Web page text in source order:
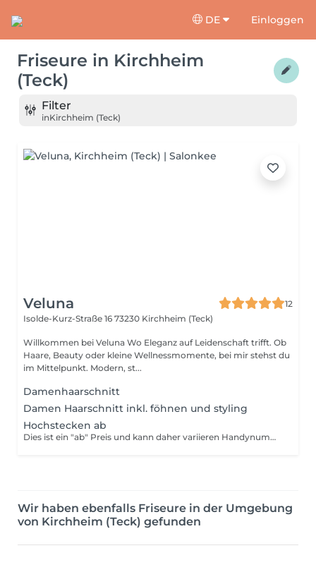
DE Einloggen
Friseure in Kirchheim
(Teck)
Filter
inKirchheim (Teck)
Veluna
12
Isolde-Kurz-Straße 16 73230 Kirchheim (Teck)
Willkommen bei Veluna Wo Eleganz auf Leidenschaft trifft. Ob
Haare, Beauty oder kleine Wellnessmomente, bei mir stehst du
im Mittelpunkt. Modern, st...
Damenhaarschnitt
Damen Haarschnitt inkl. föhnen und styling
Hochstecken ab
Dies ist ein "ab" Preis und kann daher variieren Handynummer: 0160 99587005
Wir haben ebenfalls Friseure in der Umgebung
von Kirchheim (Teck) gefunden